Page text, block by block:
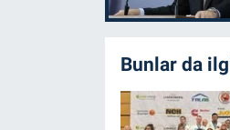
Bunlar da